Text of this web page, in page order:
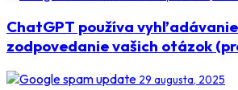
ChatGPT používa
zodpovedanie vašich otázok
29 augusta, 2025